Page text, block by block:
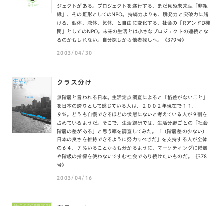
ジェクトがある。プロジェクトを遂行する、まだ見ぬ未来型「非組
織」、その雛形としてのNPO。持続力よりも、瞬発力と突破力に賭
ける、個体、液体、気体、と自由に変化する、社会の「RアンドD機
関」としてのNPO。未来の生活とは小さなプロジェクトの連続とな
るのかもしれない。自分探しから他者探しへ。《379号》
2003/04/30
クラス分け
無階層と言われる日本。生活定点調査によると「格差がないこと」
を日本の誇りとして感じている人は、２００２年現在で１１．
９％。どうも自慢できるほどの状態にないと考えている人が９割を
占めているようだ。そこで、生活総研では、生活分野ごとの「社会
階層の差がある」と思う率を調査してみた。「（階層差の少ない）
日本の良さを維持できるように努力すべきだ」を支持する人が全体
の６４．７％いることからも分かるように、マーケティングに階層
や階級の指標を使わないですむ社会であり続けたいものだ。《378
号》
2003/04/16